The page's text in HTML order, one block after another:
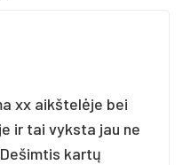
xx aikštelėje bei
ir tai vyksta jau ne
kartų